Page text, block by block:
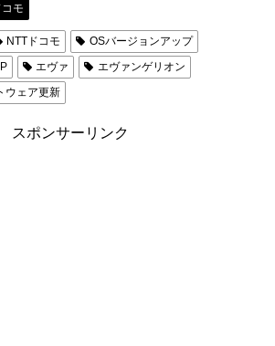
モ
NTTドコモ
OSバージョンアップ
エヴァ
エヴァンゲリオン
ウェア更新
スポンサーリンク